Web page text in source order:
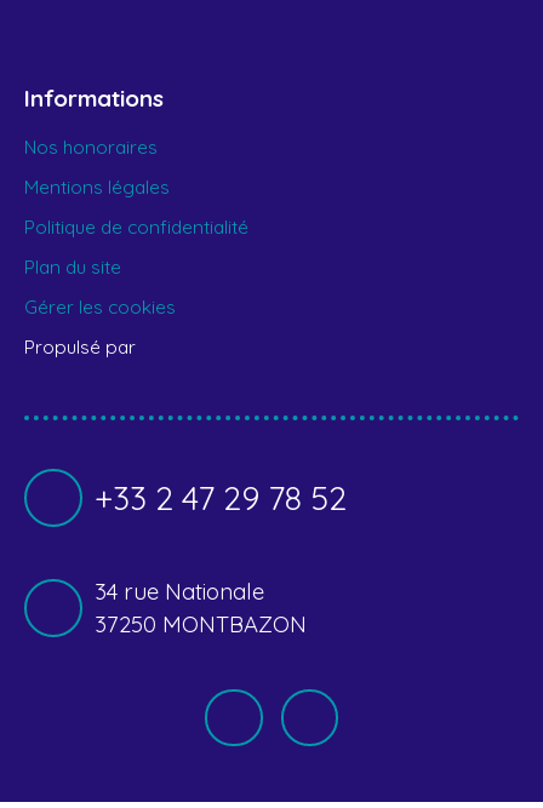
Informations
Nos honoraires
Mentions légales
Politique de confidentialité
Plan du site
Gérer les cookies
Propulsé par
+33 2 47 29 78 52
34 rue Nationale
37250 MONTBAZON